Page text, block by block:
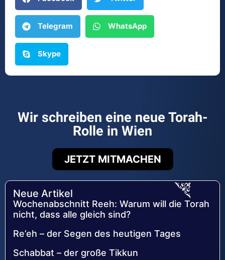
Telegram WhatsApp
Skype
Wir schreiben eine neue Torah-
Rolle in Wien
JETZT MITMACHEN
Neue Artikel
Wochenabschnitt Reeh: Warum will die Torah
nicht, dass alle gleich sind?
Re’eh – der Segen des heutigen Tages
Schabbat – der große Tikkun